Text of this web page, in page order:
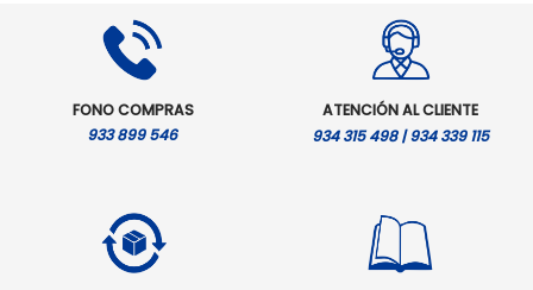
FONO COMPRAS
933 899 546
ATENCIÓN AL CLIENTE
934 315 498 | 934 339 115